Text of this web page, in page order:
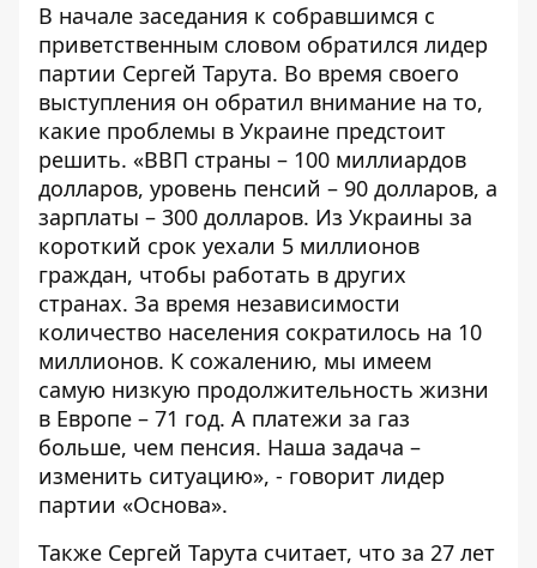
В начале заседания к собравшимся с
приветственным словом обратился лидер
партии Сергей Тарута. Во время своего
выступления он обратил внимание на то,
какие проблемы в Украине предстоит
решить. «ВВП страны – 100 миллиардов
долларов, уровень пенсий – 90 долларов, а
зарплаты – 300 долларов. Из Украины за
короткий срок уехали 5 миллионов
граждан, чтобы работать в других
странах. За время независимости
количество населения сократилось на 10
миллионов. К сожалению, мы имеем
самую низкую продолжительность жизни
в Европе – 71 год. А платежи за газ
больше, чем пенсия. Наша задача –
изменить ситуацию», - говорит лидер
партии «Основа».
Также Сергей Тарута считает, что за 27 лет